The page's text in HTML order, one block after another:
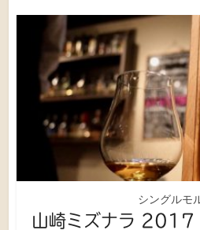
シングルモ
山崎ミズナラ